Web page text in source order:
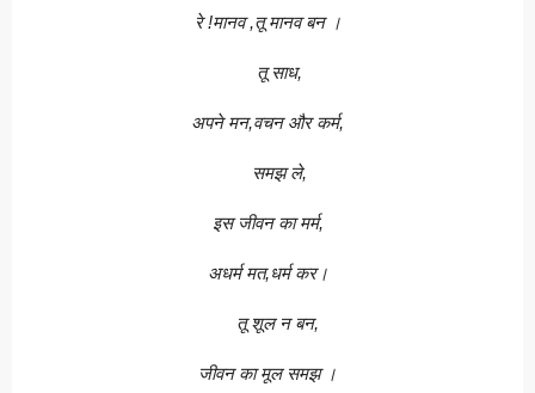
रे !मानव ,तू मानव बन ।
तू साध,
अपने मन,वचन और कर्म,
समझ ले,
इस जीवन का मर्म,
अधर्म मत,धर्म कर।
तू शूल न बन,
जीवन का मूल समझ ।